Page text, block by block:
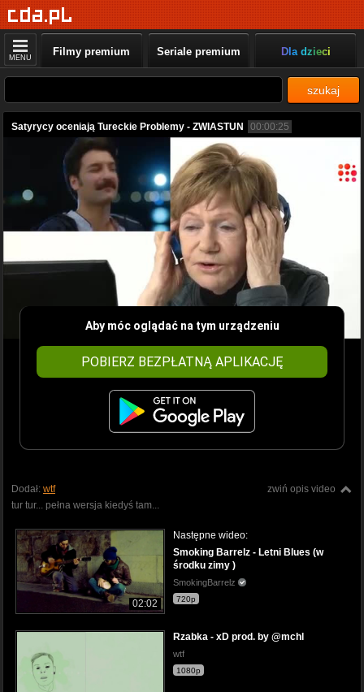
MENU Filmy premium Seriale premium Dla dzieci
szukaj
Satyrycy oceniają Tureckie Problemy - ZWIASTUN 00:00:25
Aby móc oglądać na tym urządzeniu
POBIERZ BEZPŁATNĄ APLIKACJĘ
zwiń opis video
Dodał: wtf
tur tur... pełna wersja kiedyś tam...
02:02
Następne wideo:
Smoking Barrelz - Letni Blues (w
środku zimy )
SmokingBarrelz
720p
Rzabka - xD prod. by @mchl
wtf
1080p